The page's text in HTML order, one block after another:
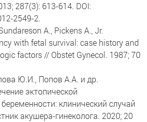
287(3): 613-614. DOI:
2549-2.
A., Pickens A., Jr.
with fetal survival: case history and
factors // Obstet Gynecol. 1987; 70
Ю.И., Попов А.А. и др.
эктопической
клинический случай
акушера-гинеколога. 2020; 20